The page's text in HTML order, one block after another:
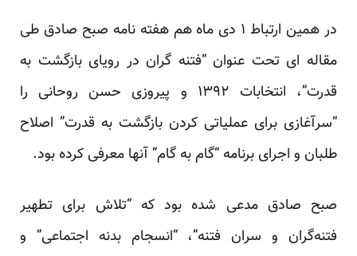
در همین ارتباط ۱ دی ماه هم هفته نامه صبح صادق طی
مقاله ای تحت عنوان “فتنه گران در رویای بازگشت به
قدرت”، انتخابات ۱۳۹۲ و پیروزی حسن روحانی را
“سرآغازی برای عملیاتی کردن بازگشت به قدرت” اصلاح
طلبان و اجرای برنامه “گام به گام” آنها معرفی کرده بود.
صبح صادق مدعی شده بود که “تلاش برای تطهیر
فتنه‌گران و سران فتنه”، “انسجام بدنه اجتماعی” و